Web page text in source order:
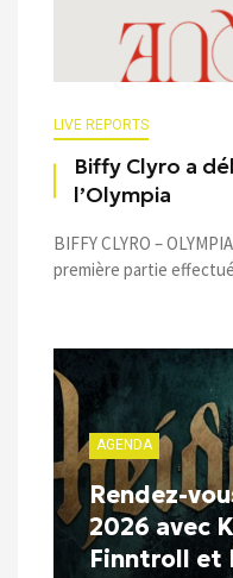
LIVE REPORTS
Biffy Clyro a
l’Olympia
BIFFY CLYRO –
première partie
AGENDA
Rendez-
2026 avec
Finntroll et